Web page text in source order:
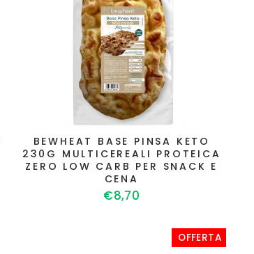
BEWHEAT BASE PINSA KETO
230G MULTICEREALI PROTEICA
ZERO LOW CARB PER SNACK E
CENA
€8,70
OFFERTA